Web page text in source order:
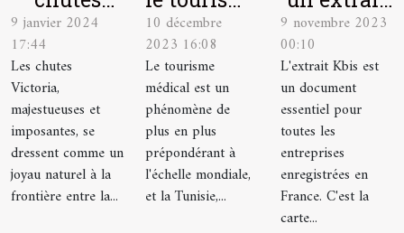
Victoria
dans
l'économie
touristique
de la
Zambie
9 janvier 2024
17:44
Les chutes
Victoria,
majestueuses et
imposantes, se
dressent comme un
joyau naturel à la
frontière entre la...
médical
façonne
l'économie
tunisienne
10 décembre
2023 16:08
Le tourisme
médical est un
phénomène de
plus en plus
prépondérant à
l'échelle mondiale,
et la Tunisie,...
Kbis : le
guide
étape par
étape
9 novembre 2023
00:10
L'extrait Kbis est
un document
essentiel pour
toutes les
entreprises
enregistrées en
France. C'est la
carte...